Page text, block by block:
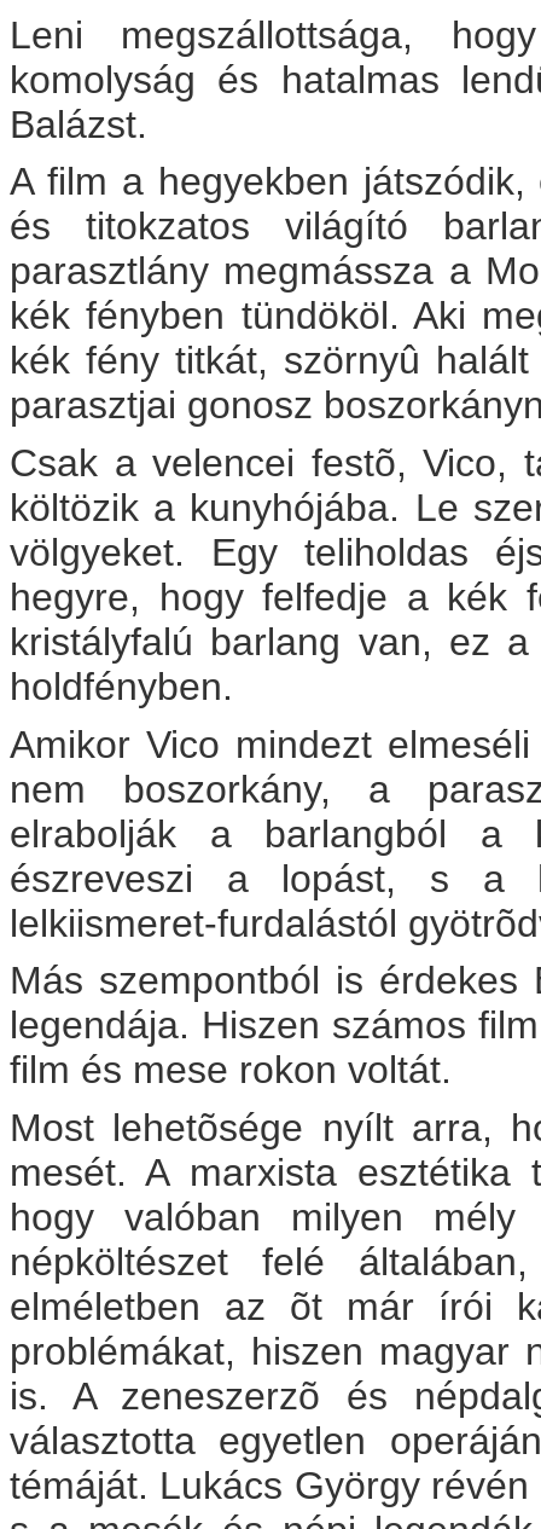
Leni megszállottsága,
komolyság és hatalmas
Balázst.
A film a hegyekben
és titokzatos világító
parasztlány megmássza a
kék fényben tündököl. Aki
kék fény titkát, szörnyû
parasztjai gonosz
Csak a velencei festõ, Vico,
költözik a kunyhójába. Le
völgyeket. Egy teliholdas
hegyre, hogy felfedje a kék
kristályfalú barlang van, ez
holdfényben.
Amikor Vico mindezt
nem boszorkány, a
elrabolják a barlangból a
észreveszi a lopást, s a
lelkiismeret-furdalástól
Más szempontból is
legendája. Hiszen számos
film és mese rokon voltát.
Most lehetõsége nyílt arra,
mesét. A marxista esztétika
hogy valóban milyen
népköltészet felé
elméletben az õt már írói
problémákat, hiszen magyar
is. A zeneszerzõ és
választotta egyetlen
témáját. Lukács György